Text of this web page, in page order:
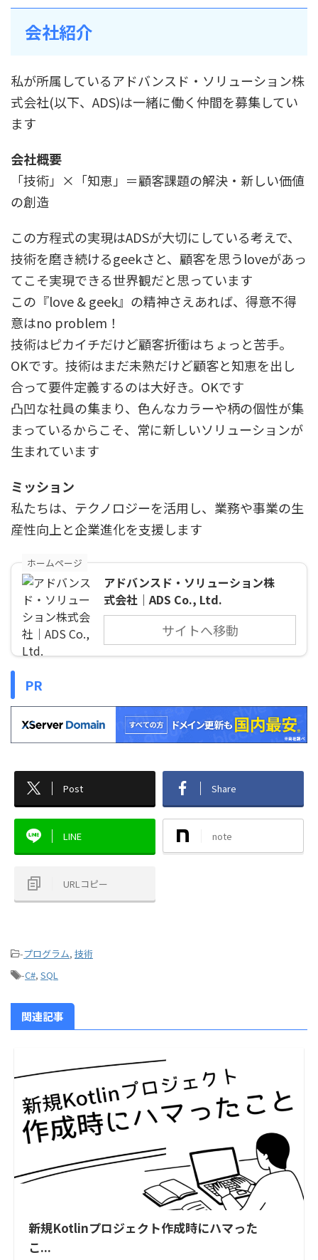
会社紹介
私が所属しているアドバンスド・ソリューション株
式会社(以下、ADS)は一緒に働く仲間を募集してい
ます
会社概要
「技術」×「知恵」＝顧客課題の解決・新しい価値
の創造
この方程式の実現はADSが大切にしている考えで、
技術を磨き続けるgeekさと、顧客を思うloveがあっ
てこそ実現できる世界観だと思っています
この『love & geek』の精神さえあれば、得意不得
意はno problem！
技術はピカイチだけど顧客折衝はちょっと苦手。
OKです。技術はまだ未熟だけど顧客と知恵を出し
合って要件定義するのは大好き。OKです
凸凹な社員の集まり、色んなカラーや柄の個性が集
まっているからこそ、常に新しいソリューションが
生まれています
ミッション
私たちは、テクノロジーを活用し、業務や事業の生
産性向上と企業進化を支援します
ホームページ
アドバンスド・ソリューション株
式会社｜ADS Co., Ltd.
サイトへ移動
PR
Post Share
LINE note
URLコピー
-プログラム, 技術
-C#, SQL
関連記事
新規Kotlinプロジェクト作成時にハマった
こ...